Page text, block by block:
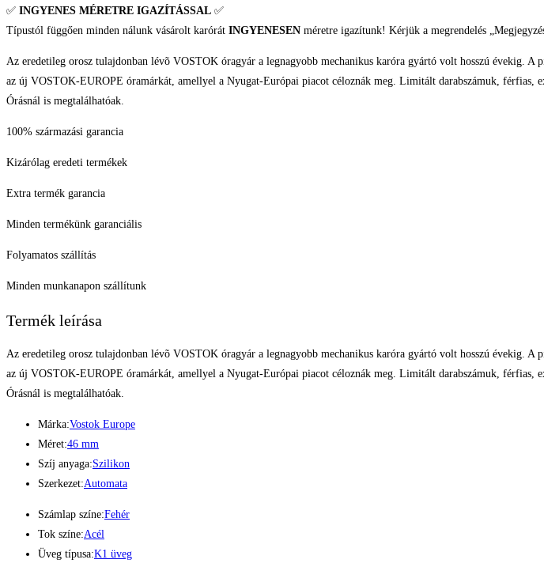
✅ INGYENES MÉRETRE IGAZÍTÁSSAL ✅
Típustól függően minden nálunk vásárolt karórát INGYENESEN méretre igazítunk! Kérjük a megrendelés
Az eredetileg orosz tulajdonban lévõ VOSTOK óragyár a legnagyobb mechanikus karóra gyártó volt hosszú évekig.
az új VOSTOK-EUROPE óramárkát, amellyel a Nyugat-Európai piacot céloznák meg. Limitált darabszámuk, férfias,
Órásnál is megtalálhatóak.
100% származási garancia
Kizárólag eredeti termékek
Extra termék garancia
Minden termékünk garanciális
Folyamatos szállítás
Minden munkanapon szállítunk
Termék leírása
Az eredetileg orosz tulajdonban lévõ VOSTOK óragyár a legnagyobb mechanikus karóra gyártó volt hosszú évekig.
az új VOSTOK-EUROPE óramárkát, amellyel a Nyugat-Európai piacot céloznák meg. Limitált darabszámuk, férfias,
Órásnál is megtalálhatóak.
Márka:Vostok Europe
Méret:46 mm
Szíj anyaga:Szilikon
Szerkezet:Automata
Számlap színe:Fehér
Tok színe:Acél
Üveg típusa:K1 üveg